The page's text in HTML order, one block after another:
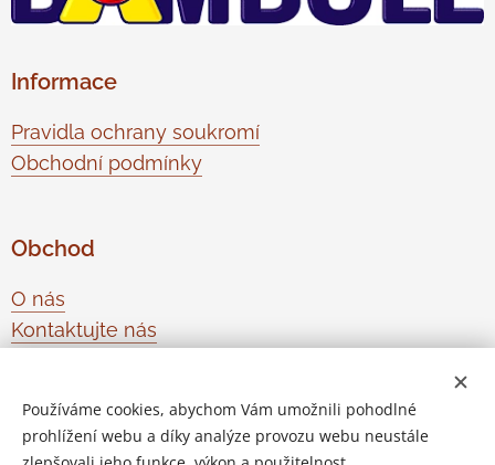
Informace
Pravidla ochrany soukromí
Obchodní podmínky
Obchod
O nás
Kontaktujte nás
Vytvořeno službouWebnode Cookies
Používáme cookies, abychom Vám umožnili pohodlné
prohlížení webu a díky analýze provozu webu neustále